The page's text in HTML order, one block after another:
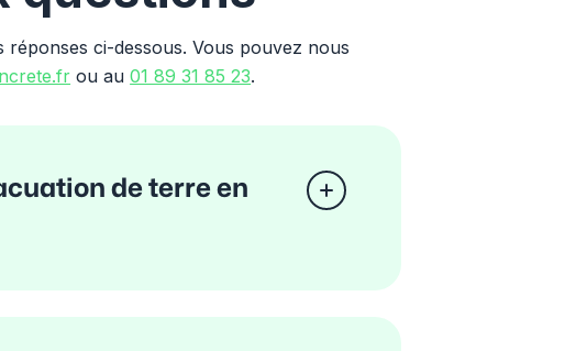
ci-dessous. Vous pouvez nous
ou au01 89 31 85 23.
de terre en